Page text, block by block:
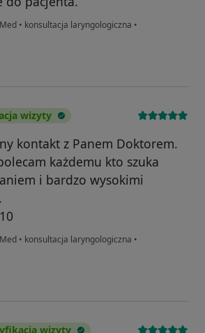
• konsultacja laryngologiczna •
wizyty
kontakt z Panem Doktorem.
każdemu kto szuka
i bardzo wysokimi
• konsultacja laryngologiczna •
wizyty